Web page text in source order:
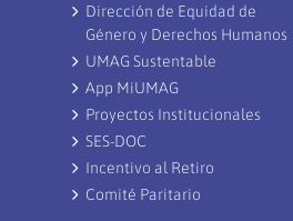
Dirección de Equidad de
Género y Derechos Humanos
UMAG Sustentable
App MiUMAG
Proyectos Institucionales
SES-DOC
Incentivo al Retiro
Comité Paritario